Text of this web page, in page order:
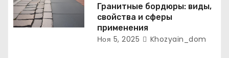
Гранитные бордюры: виды,
свойства и сферы
применения
Ноя 5, 2025 Khozyain_dom